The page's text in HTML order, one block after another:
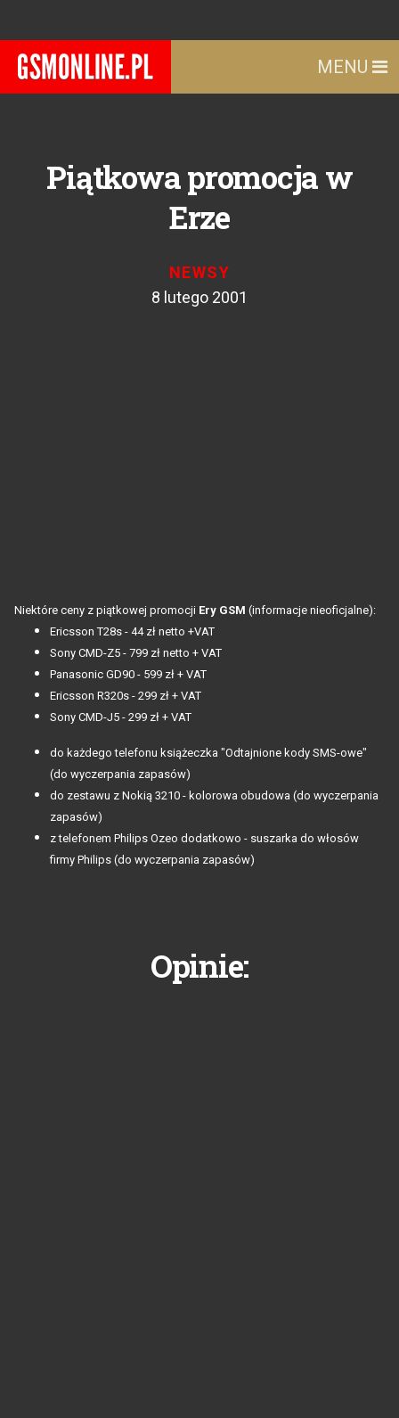
MENU
Piątkowa promocja w
Erze
NEWSY
8 lutego 2001
Niektóre ceny z piątkowej promocji Ery GSM (informacje nieoficjalne):
Ericsson T28s - 44 zł netto +VAT
Sony CMD-Z5 - 799 zł netto + VAT
Panasonic GD90 - 599 zł + VAT
Ericsson R320s - 299 zł + VAT
Sony CMD-J5 - 299 zł + VAT
do każdego telefonu książeczka "Odtajnione kody SMS-owe"
(do wyczerpania zapasów)
do zestawu z Nokią 3210 - kolorowa obudowa (do wyczerpania
zapasów)
z telefonem Philips Ozeo dodatkowo - suszarka do włosów
firmy Philips (do wyczerpania zapasów)
Opinie: